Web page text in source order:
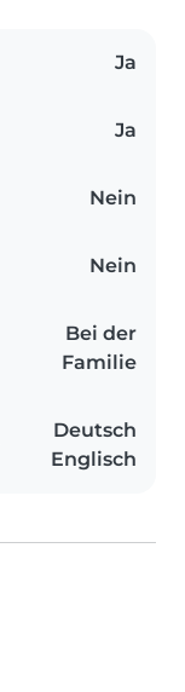
Ja
Ja
Nein
Nein
Bei der
Familie
Deutsch
Englisch